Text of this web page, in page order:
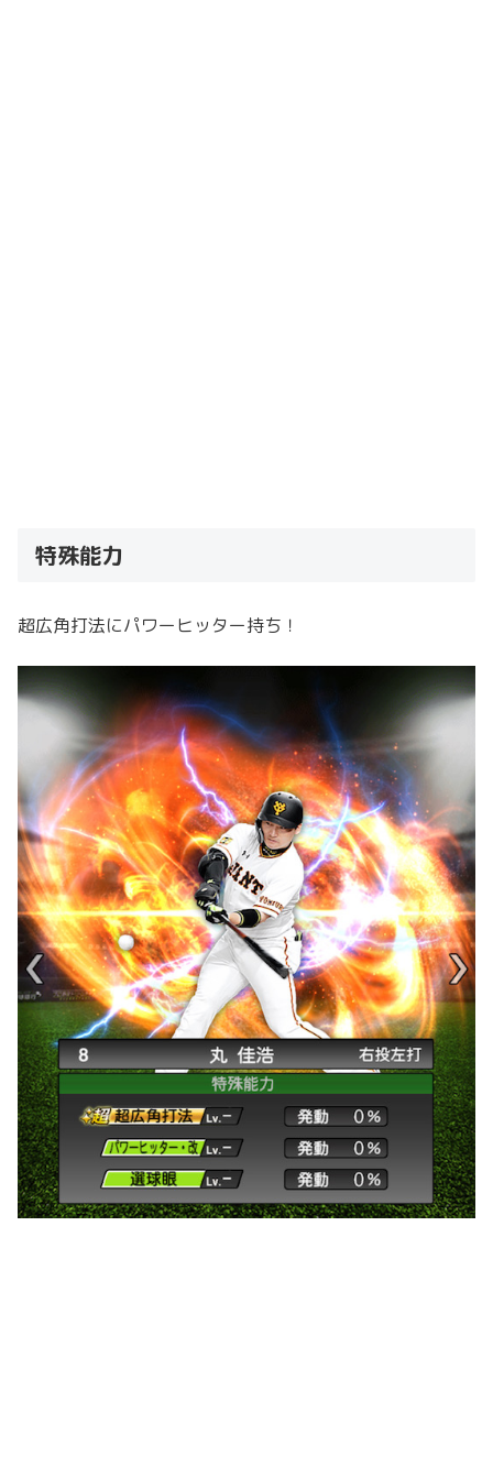
特殊能力
超広角打法にパワーヒッター持ち！